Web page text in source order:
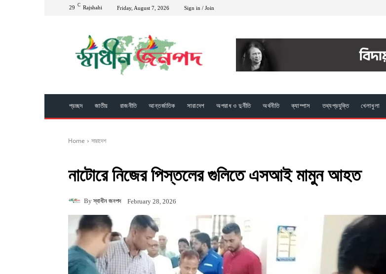
29 C Rajshahi Friday, August 7, 2026 Sign in / Join
প্রচ্ছদ জাতীয় রাজনীতি আন্তর্জাতিক সারাদেশ অপরাধ ও দুর্নীতি অর্থনীতি ক্যাম্পাস তথ্যপ্রযুক্তি খেলাধুলা
Home সারাদেশ
নাটোরে নিজের পিস্তলের গুলিতে এসআই মামুন আহত
By স্বাধীন জনপদ February 28, 2026